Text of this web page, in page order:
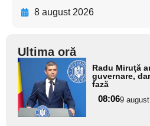
8 august 2026
Ultima oră
Adaugă
aici textul
pentru
subtitlu
Radu Miruţă
guvernare,
fază
08:069